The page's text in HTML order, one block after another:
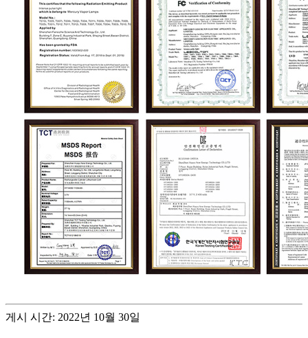
게시 시간: 2022년 10월 30일